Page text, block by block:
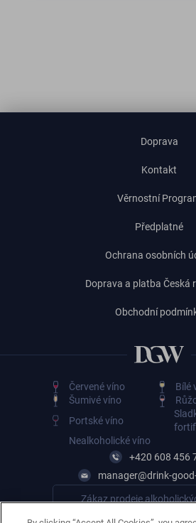
Doprava
Kontakt
Věrnostní
Předplatné
Ochrana osobních
Doprava a platba Česká
Obchodní
Červené víno
Bílé
Šumivé víno
Portské víno
Nealkoholické víno
+420 608 456
manager@drink-
Zákaz prodeje